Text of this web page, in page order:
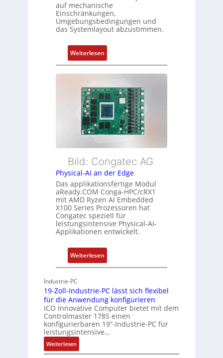
u
s
t
d
b
e
r
w
a
u
n
g
t
f
ü
r
m
e
h
r
L
e
i
s
t
n
g
auf mechanische
Einschränkungen,
Umgebungsbedingungen und
das Systemlayout abzustimmen.
Weiterlesen:
F
l
x
i
b
l
e
E
h
e
r
c
a
t
-
r
c
t
e
k
t
u
Bild: Congatec AG
Physical-AI an der Edge
Das applikationsfertige Modul
aReady.COM Conga-HPC/cRX1
mit AMD Ryzen AI Embedded
X100 Series Prozessoren hat
Congatec speziell für
leistungsintensive Physical-AI-
Applikationen entwickelt.
Weiterlesen:
P
s
i
c
a
Industrie-PC
19-Zoll-Industrie-PC lässt sich flexibel
für die Anwendung konfigurieren
ICO Innovative Computer bietet mit dem
Controlmaster 1785 einen
konfigurierbaren 19“-Industrie-PC für
leistungsintensive…
Weiterlesen:
1